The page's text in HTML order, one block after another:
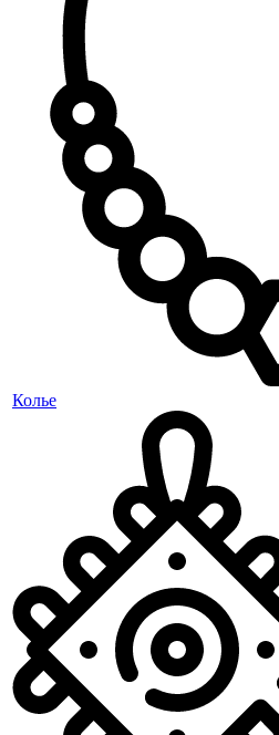
Колье